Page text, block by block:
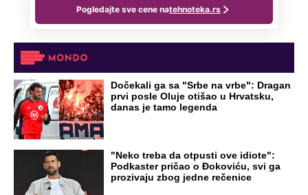
Dočekali ga sa "Srbe na vrbe": Dragan
prvi posle Oluje otišao u Hrvatsku,
danas je tamo legenda
"Neko treba da otpusti ove idiote":
Podkaster pričao o Đokoviću, svi ga
prozivaju zbog jedne rečenice